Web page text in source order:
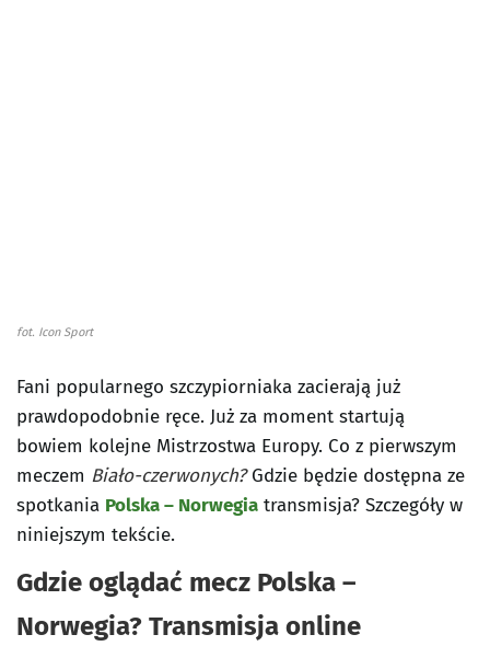
fot. Icon Sport
Fani popularnego szczypiorniaka zacierają już
prawdopodobnie ręce. Już za moment startują
bowiem kolejne Mistrzostwa Europy. Co z pierwszym
meczem Biało-czerwonych?Gdzie będzie dostępna ze
spotkania Polska – Norwegia transmisja? Szczegóły w
niniejszym tekście.
Gdzie oglądać mecz Polska –
Norwegia? Transmisja online